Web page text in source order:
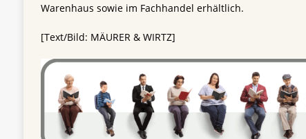
Warenhaus sowie im Fachhandel erhältlich.
[Text/Bild: MÄURER & WIRTZ]